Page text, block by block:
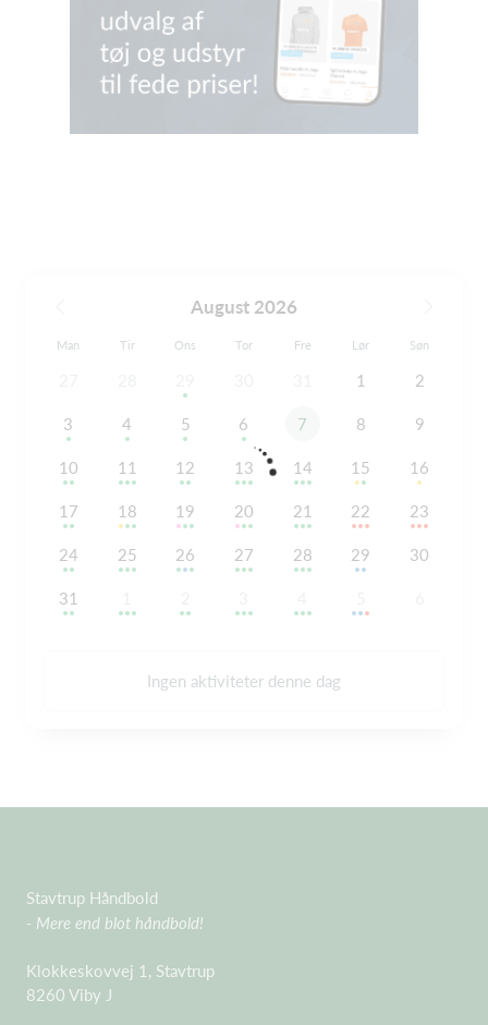
August 2026
Man Tir Ons Tor Fre Lør Søn
1 2
3 4 5 6 7 8 9
10 11 12 13 14 15 16
17 18 19 20 21 22 23
24 25 26 27 28 29 30
31
Ingen aktiviteter denne dag
Stavtrup Håndbold
- Mere end blot håndbold!
Klokkeskovvej 1, Stavtrup
8260 Viby J